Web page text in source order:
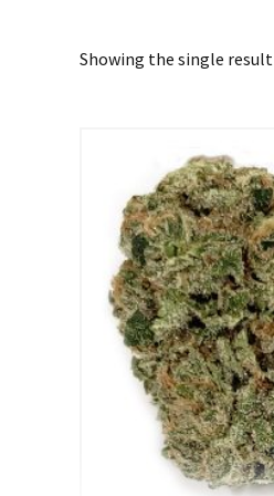
Showing the single result